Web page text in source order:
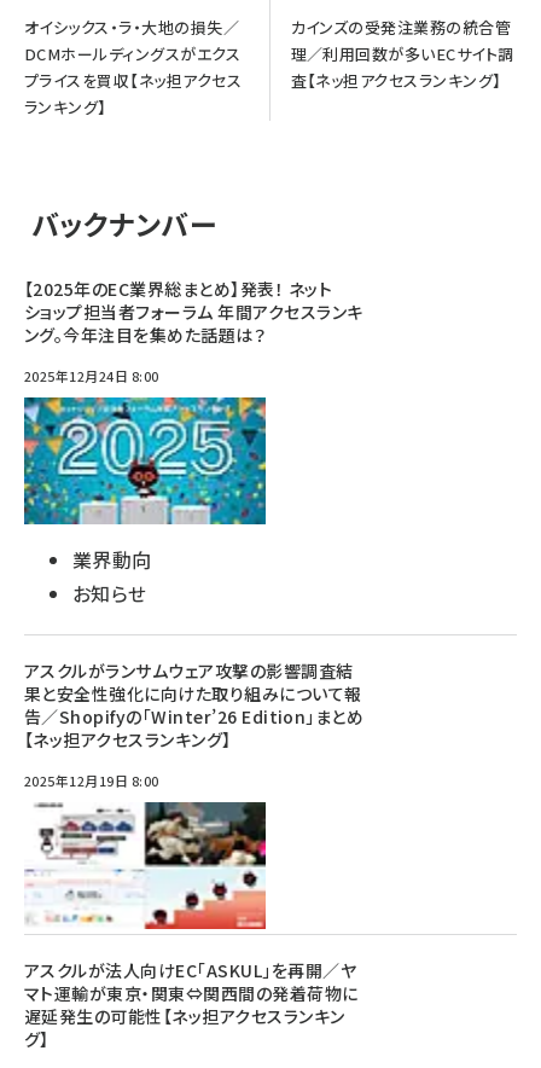
オイシックス・ラ・大地の損失／
DCMホールディングスがエクス
プライスを買収【ネッ担アクセス
ランキング】
カインズの受発注業務の統合管
理／利用回数が多いECサイト調
査【ネッ担アクセスランキング】
バックナンバー
【2025年のEC業界総まとめ】発表！ ネット
ショップ担当者フォーラム 年間アクセスランキ
ング。今年注目を集めた話題は？
2025年12月24日 8:00
業界動向
お知らせ
アスクルがランサムウェア攻撃の影響調査結
果と安全性強化に向けた取り組みについて報
告／Shopifyの「Winter’26 Edition」まとめ
【ネッ担アクセスランキング】
2025年12月19日 8:00
アスクルが法人向けEC「ASKUL」を再開／ヤ
マト運輸が東京・関東⇔関西間の発着荷物に
遅延発生の可能性【ネッ担アクセスランキン
グ】